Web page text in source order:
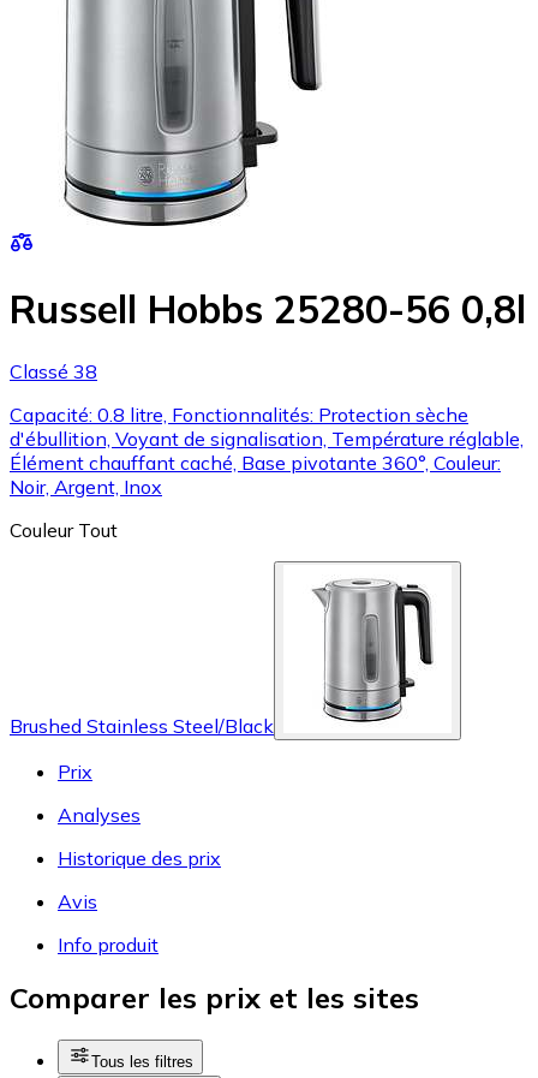
Russell Hobbs 25280-56 0,8l
Classé 38
Capacité: 0.8 litre, Fonctionnalités: Protection sèche
d'ébullition, Voyant de signalisation, Température réglable,
Élément chauffant caché, Base pivotante 360°, Couleur:
Noir, Argent, Inox
Couleur Tout
Brushed Stainless Steel/Black
Prix
Analyses
Historique des prix
Avis
Info produit
Comparer les prix et les sites
Tous les filtres